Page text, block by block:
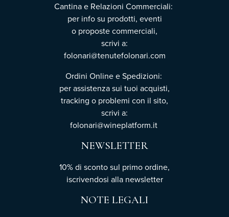
Cantina e Relazioni Commerciali:
per info su prodotti, eventi
o proposte commerciali,
scrivi a:
folonari@tenutefolonari.com
Ordini Online e Spedizioni:
per assistenza sui tuoi acquisti,
tracking o problemi con il sito,
scrivi a:
folonari@wineplatform.it
NEWSLETTER
10% di sconto sul primo ordine,
iscrivendosi alla newsletter
NOTE LEGALI